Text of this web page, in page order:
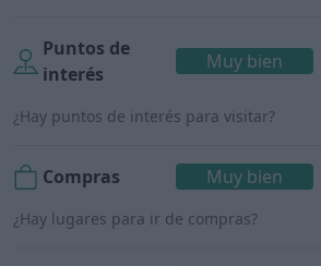
Puntos de
interés
Muy bien
¿Hay puntos de interés para visitar?
Compras Muy bien
¿Hay lugares para ir de compras?